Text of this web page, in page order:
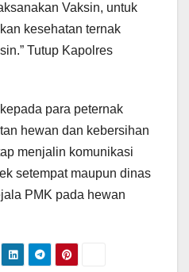
Vaksin, untuk
kesehatan ternak
Tutup Kapolres
para peternak
hewan dan kebersihan
menjalin komunikasi
setempat maupun dinas
PMK pada hewan